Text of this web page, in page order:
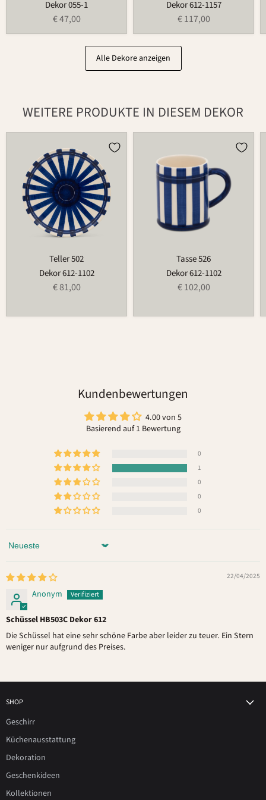
Dekor 055-1
€ 47,00
Dekor 612-1157
€ 117,00
Alle Dekore anzeigen
WEITERE PRODUKTE IN DIESEM DEKOR
Teller 502
Dekor 612-1102
€ 81,00
Tasse 526
Dekor 612-1102
€ 102,00
Kundenbewertungen
4.00 von 5
Basierend auf 1 Bewertung
0
1
0
0
0
Sort by
22/04/2025
Anonym
Schüssel HB503C Dekor 612
Die Schüssel hat eine sehr schöne Farbe aber leider zu teuer. Ein Stern
weniger nur aufgrund des Preises.
SHOP
Geschirr
Küchenausstattung
Dekoration
Geschenkideen
Kollektionen